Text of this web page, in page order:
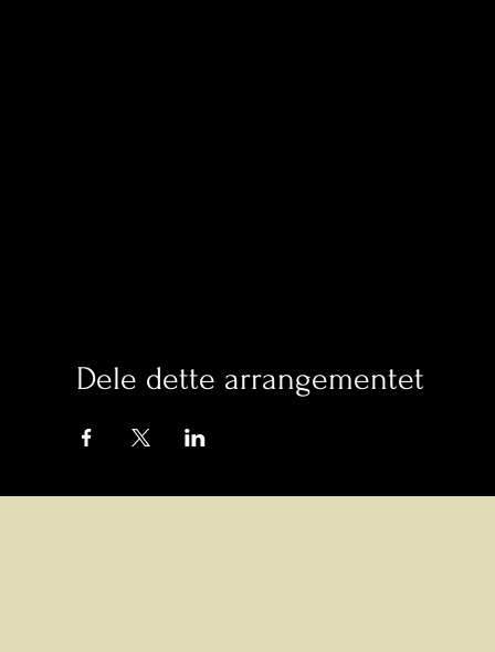
Dele dette arrangementet